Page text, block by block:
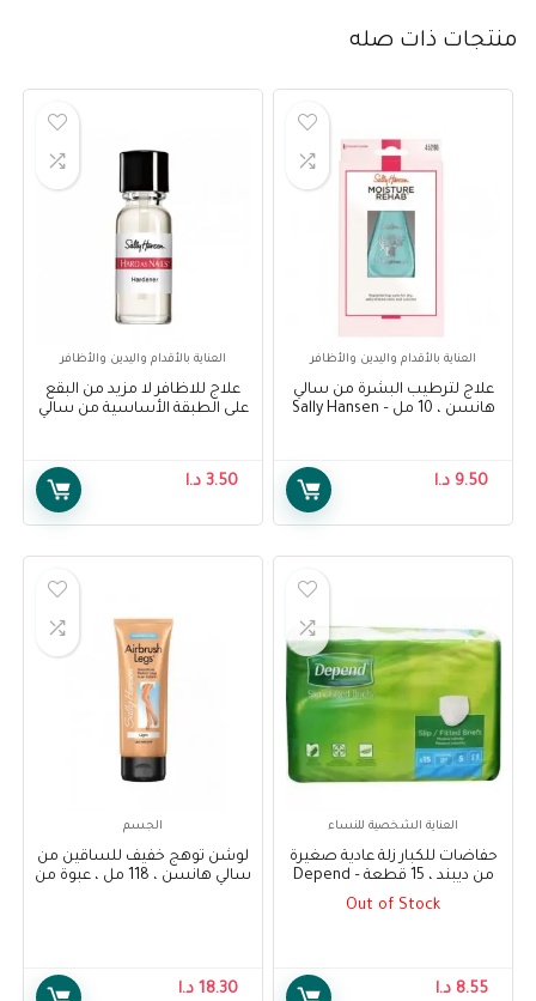
منتجات ذات صله
العناية بالأقدام واليدين والأظافر
علاج لترطيب البشرة من سالي
هانسن ، 10 مل – Sally Hansen
9.50 د.ا
العناية بالأقدام واليدين والأظافر
علاج للاظافر لا مزيد من البقع
على الطبقة الأساسية من سالي
3.50 د.ا
العناية الشخصية للنساء
حفاضات للكبار زلة عادية صغيرة
من ديبند ، 15 قطعة – Depend
Adult Diapers Slip Normal
Out of Stock
8.55 د.ا
الجسم
لوشن توهج خفيف للساقين من
سالي هانسن ، 118 مل ، عبوة من
18.30 د.ا